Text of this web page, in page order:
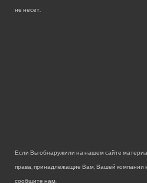
не несет.
Если Вы обнаружили на нашем сайте
права, принадлежащие Вам, Вашей компании
сообщите нам.